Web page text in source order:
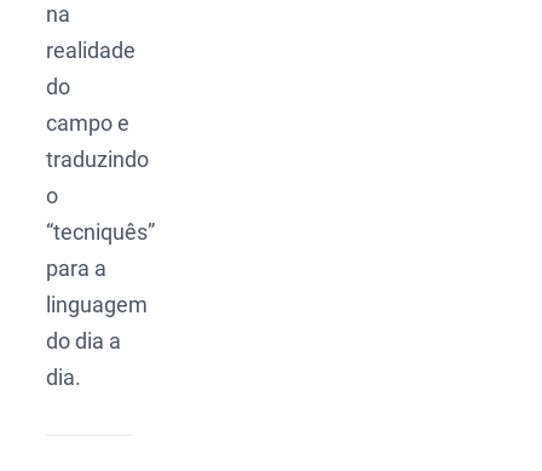
na
realidade
do
campo e
traduzindo
o
“tecniquês”
para a
linguagem
do dia a
dia.